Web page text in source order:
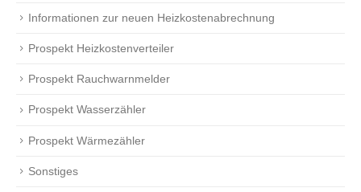
Informationen zur neuen Heizkostenabrechnung
Prospekt Heizkostenverteiler
Prospekt Rauchwarnmelder
Prospekt Wasserzähler
Prospekt Wärmezähler
Sonstiges